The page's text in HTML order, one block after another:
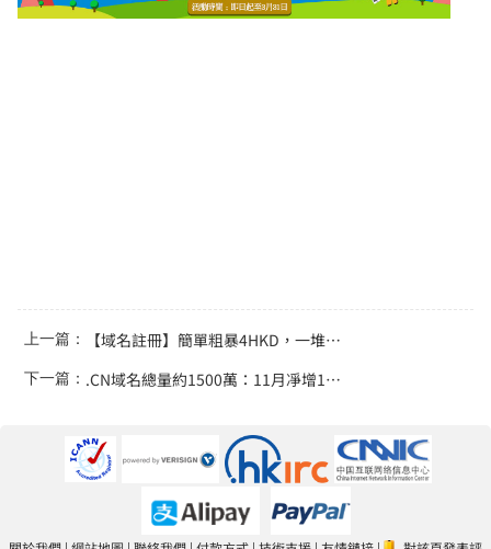
上一篇： 【域名註冊】簡單粗暴4HKD，一堆熱賣新頂級域名
下一篇： .CN域名總量約1500萬：11月凈增193萬 增速加快